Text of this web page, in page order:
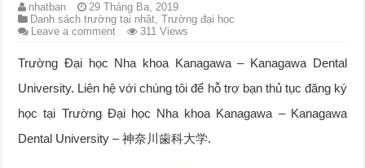
nhatban
29 Tháng Ba, 2019
Danh sách trường tại nhật,Trường đại học
Leave a comment
311 Views
Trường Đại học Nha khoa Kanagawa – Kanagawa Dental
University. Liên hệ với chúng tôi để hỗ trợ bạn thủ tục đăng ký
học tại Trường Đại học Nha khoa Kanagawa – Kanagawa
Dental University – 神奈川歯科大学.